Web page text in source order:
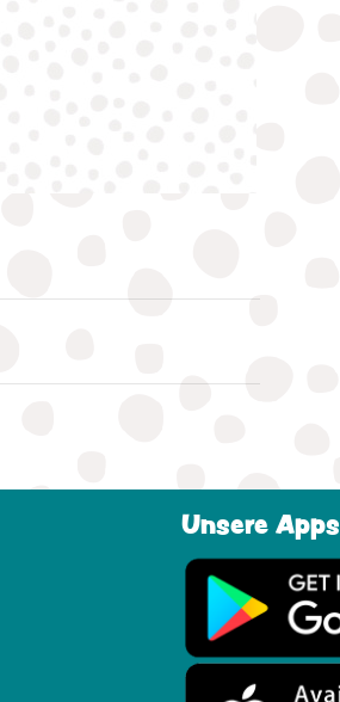
Unsere Apps